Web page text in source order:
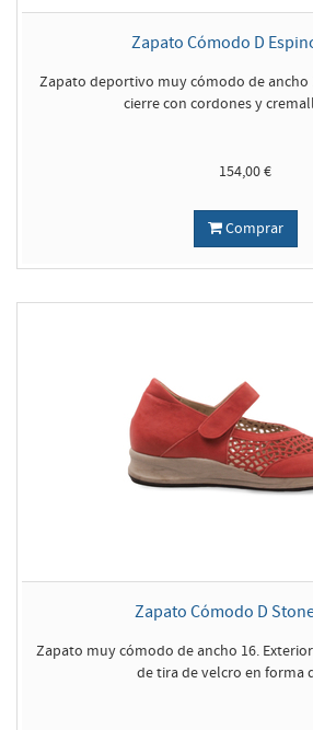
Zapato Cómodo D
Zapato deportivo muy cómodo de ancho
cierre con cordones y
154,00 €
Comprar
Zapato Cómodo D
Zapato muy cómodo de ancho 16.
de tira de velcro en forma